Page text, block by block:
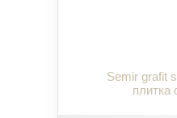
Semir grafit
плитка